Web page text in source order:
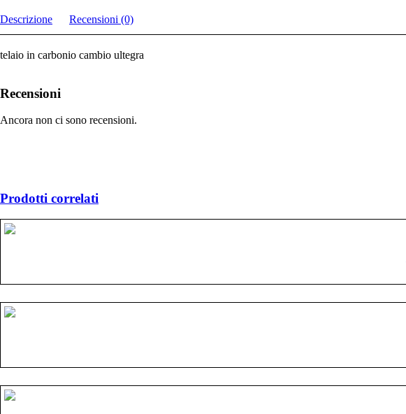
Descrizione Recensioni (0)
telaio in carbonio cambio ultegra
Recensioni
Ancora non ci sono recensioni.
Prodotti correlati